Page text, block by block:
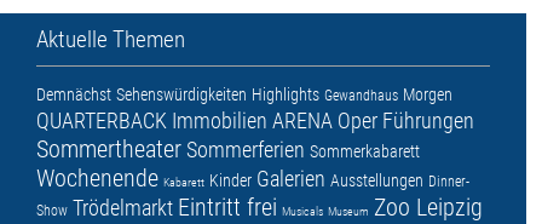
Aktuelle Themen
Demnächst Sehenswürdigkeiten Highlights Gewandhaus Morgen
QUARTERBACK Immobilien ARENA Oper Führungen
SommertheaterSommerferien Sommerkabarett
Wochenende Kabarett Kinder Galerien Ausstellungen Dinner-
Show Trödelmarkt Eintritt frei Musicals Museum Zoo Leipzig